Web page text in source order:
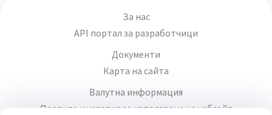
За нас
API портал за разработчици
Документи
Карта на сайта
Валутна информация
Правила и условия за използване на уебсайт